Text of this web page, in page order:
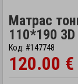
Матрас
110*190
Код: #147748
120.00 €